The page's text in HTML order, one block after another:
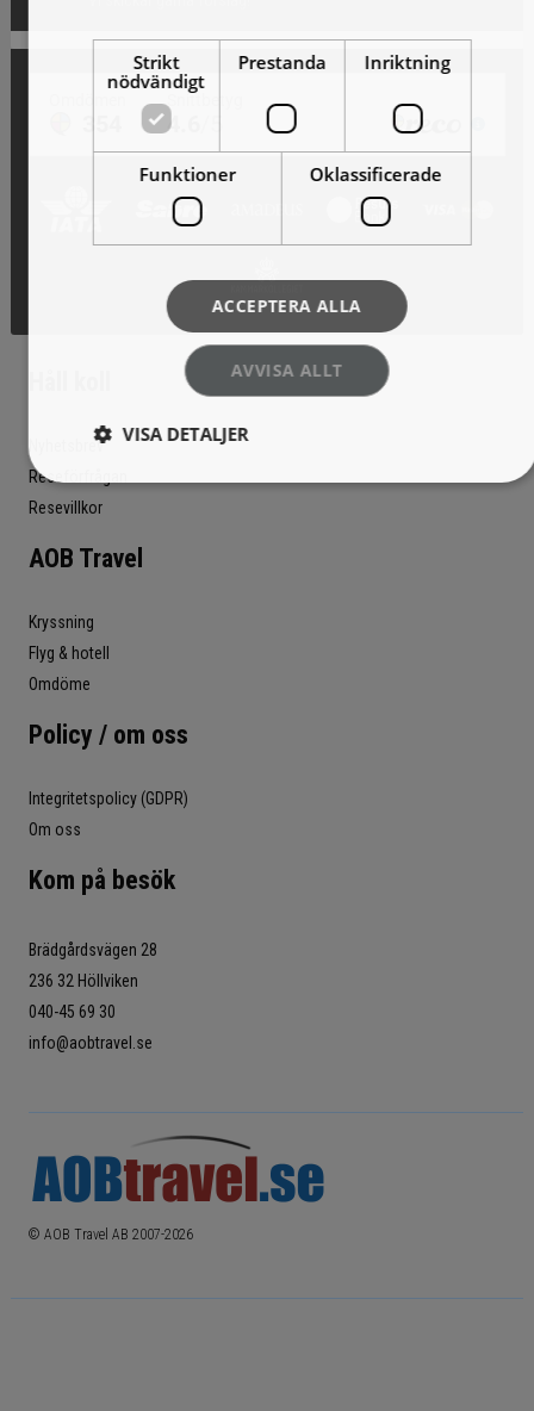
Nyhetsbrev
Reseförfrågan
Resevillkor
AOB Travel
Kryssning
Flyg & hotell
Omdöme
Policy / om oss
Integritetspolicy (GDPR)
Om oss
Kom på besök
Brädgårdsvägen 28
236 32 Höllviken
040-45 69 30
info@aobtravel.se
© AOB Travel AB 2007-2026
Strikt
nödvändigt
Prestanda Inriktning
Funktioner Oklassificerade
ACCEPTERA ALLA
AVVISA ALLT
VISA DETALJER